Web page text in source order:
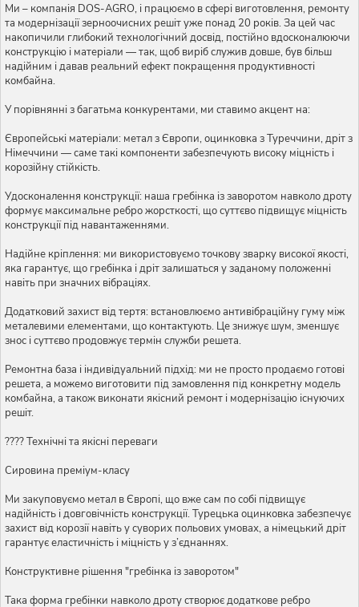
Ми – компанія DOS-AGRO, і працюємо в сфері виготовлення, ремонту
та модернізації зерноочисних решіт уже понад 20 років. За цей час
накопичили глибокий технологічний досвід, постійно вдосконалюючи
конструкцію і матеріали — так, щоб виріб служив довше, був більш
надійним і давав реальний ефект покращення продуктивності
комбайна.
У порівнянні з багатьма конкурентами, ми ставимо акцент на:
Європейські матеріали: метал з Європи, оцинковка з Туреччини, дріт з
Німеччини — саме такі компоненти забезпечують високу міцність і
корозійну стійкість.
Удосконалення конструкції: наша гребінка із заворотом навколо дроту
формує максимальне ребро жорсткості, що суттєво підвищує міцність
конструкції під навантаженнями.
Надійне кріплення: ми використовуємо точкову зварку високої якості,
яка гарантує, що гребінка і дріт залишаться у заданому положенні
навіть при значних вібраціях.
Додатковий захист від тертя: встановлюємо антивібраційну гуму між
металевими елементами, що контактують. Це знижує шум, зменшує
знос і суттєво продовжує термін служби решета.
Ремонтна база і індивідуальний підхід: ми не просто продаємо готові
решета, а можемо виготовити під замовлення під конкретну модель
комбайна, а також виконати якісний ремонт і модернізацію існуючих
решіт.
???? Технічні та якісні переваги
Сировина преміум-класу
Ми закуповуємо метал в Європі, що вже сам по собі підвищує
надійність і довговічність конструкції. Турецька оцинковка забезпечує
захист від корозії навіть у суворих польових умовах, а німецький дріт
гарантує еластичність і міцність у з’єднаннях.
Конструктивне рішення "гребінка із заворотом"
Така форма гребінки навколо дроту створює додаткове ребро